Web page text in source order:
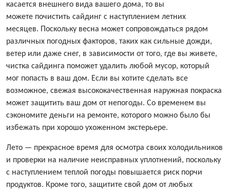
касается внешнего вида вашего дома, то вы
можете почистить сайдинг с наступлением летних
месяцев. Поскольку весна может сопровождаться рядом
различных погодных факторов, таких как сильные дожди,
ветер или даже снег, в зависимости от того, где вы живете,
чистка сайдинга поможет удалить любой мусор, который
мог попасть в ваш дом. Если вы хотите сделать все
возможное, свежая высококачественная наружная покраска
может защитить ваш дом от непогоды. Со временем вы
сэкономите деньги на ремонте, которого можно было бы
избежать при хорошо ухоженном экстерьере.
Лето — прекрасное время для осмотра своих холодильников
и проверки на наличие неисправных уплотнений, поскольку
с наступлением теплой погоды повышается риск порчи
продуктов. Кроме того, защитите свой дом от любых